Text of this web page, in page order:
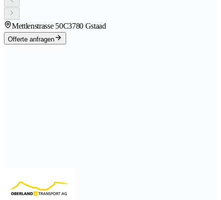
Mettlenstrasse 50C3780 Gstaad
Offerte anfragen